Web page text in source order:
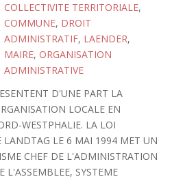
COLLECTIVITE TERRITORIALE,
COMMUNE, DROIT
ADMINISTRATIF, LAENDER,
MAIRE, ORGANISATION
ADMINISTRATIVE
D'UNE PART LA
LOCALE EN
WESTPHALIE. LA LOI
LANDTAG LE 6 MAI 1994 MET UN
CHEF DE L'ADMINISTRATION
L'ASSEMBLEE, SYSTEME